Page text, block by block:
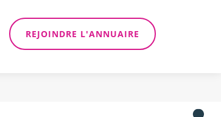
REJOINDRE L'ANNUAIRE